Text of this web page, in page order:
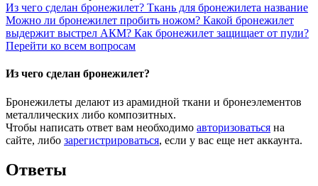
Из чего сделан бронежилет? Ткань для бронежилета название
Можно ли бронежилет пробить ножом? Какой бронежилет
выдержит выстрел АКМ? Как бронежилет защищает от пули?
Перейти ко всем вопросам
Из чего сделан бронежилет?
Бронежилеты делают из арамидной ткани и бронеэлементов
металлических либо композитных.
Чтобы написать ответ вам необходимо авторизоваться на
сайте, либо зарегистрироваться, если у вас еще нет аккаунта.
Ответы